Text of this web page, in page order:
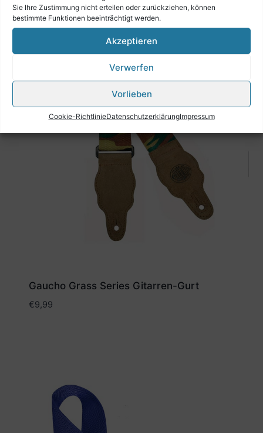
Sie Ihre Zustimmung nicht erteilen oder zurückziehen, können
bestimmte Funktionen beeinträchtigt werden.
Akzeptieren
Verwerfen
Vorlieben
Cookie-RichtlinieDatenschutzerklärungImpressum
Gaucho Grass Series Gitarren-Gurt
€9,99